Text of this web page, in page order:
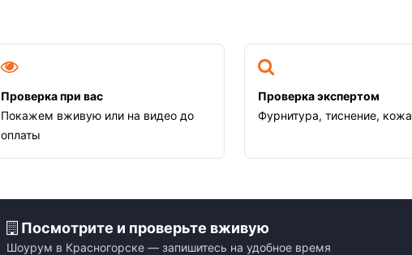
Проверка при вас
Покажем вживую или на видео до
оплаты
Проверка экспертом
Фурнитура, тиснение, кожа
Посмотрите и проверьте вживую
Шоурум в Красногорске — запишитесь на удобное время